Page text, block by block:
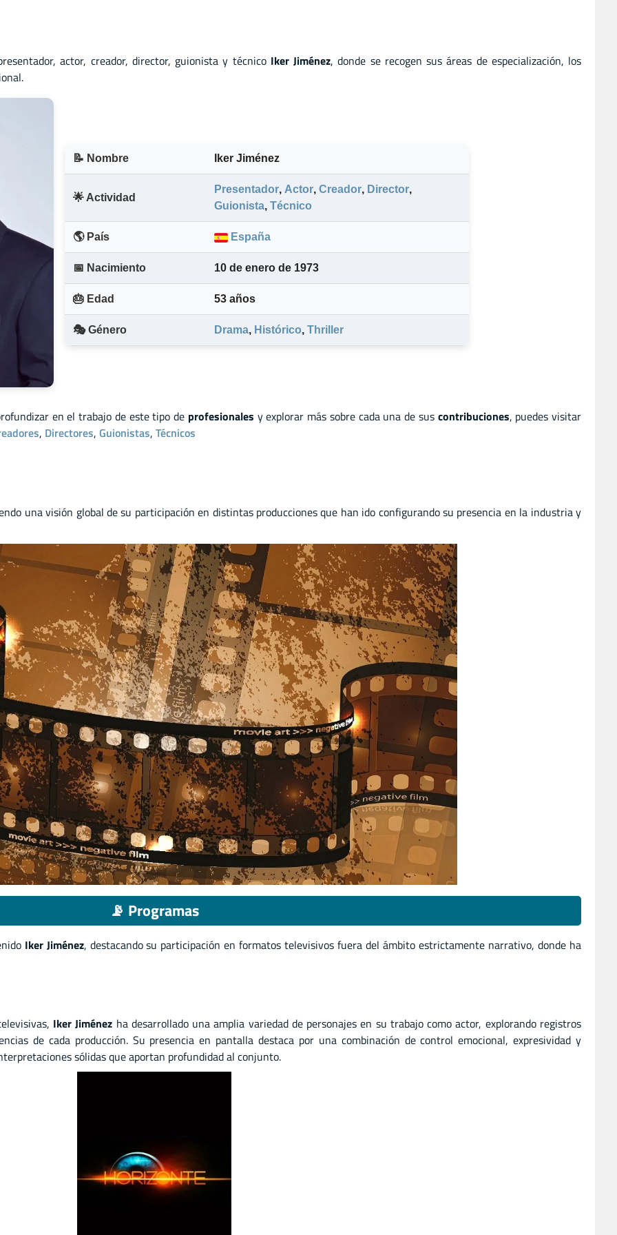
,actor, creador, director, guionista y técnico Iker Jiménez, donde se recogen sus áreas de especialización, los
📝 Nombre Iker Jiménez
🌟 Actividad
Presentador, Actor, Creador, Director,
Guionista, Técnico
🌎 País España
📅 Nacimiento 10 de enero de 1973
🎂 Edad 53 años
🎭 Género Drama, Histórico, Thriller
en el trabajo de este tipo de profesionales y explorar más sobre cada una de sus contribuciones, puedes visitar
, Directores, Guionistas, Técnicos
una visión global de su participación en distintas producciones que han ido configurando su presencia en la industria y
📡 Programas
Iker Jiménez, destacando su participación en formatos televisivos fuera del ámbito estrictamente narrativo, donde ha
Iker Jiménez ha desarrollado una amplia variedad de personajes en su trabajo como actor, explorando registros
de cada producción. Su presencia en pantalla destaca por una combinación de control emocional, expresividad y
sólidas que aportan profundidad al conjunto.